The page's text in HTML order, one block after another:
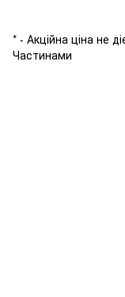
* - Акційна ціна не
Частинами